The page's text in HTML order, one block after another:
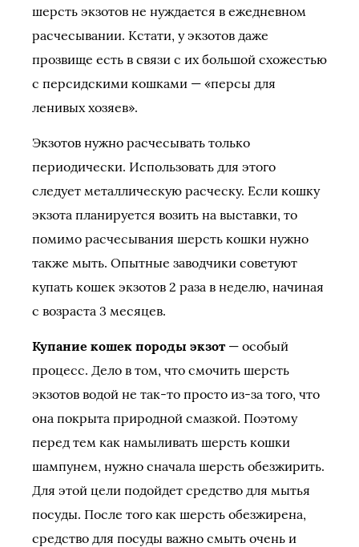
шерсть экзотов не нуждается в ежедневном
расчесывании. Кстати, у экзотов даже
прозвище есть в связи с их большой схожестью
с персидскими кошками — «персы для
ленивых хозяев».
Экзотов нужно расчесывать только
периодически. Использовать для этого
следует металлическую расческу. Если кошку
экзота планируется возить на выставки, то
помимо расчесывания шерсть кошки нужно
также мыть. Опытные заводчики советуют
купать кошек экзотов 2 раза в неделю, начиная
с возраста 3 месяцев.
Купание кошек породы экзот— особый
процесс. Дело в том, что смочить шерсть
экзотов водой не так-то просто из-за того, что
она покрыта природной смазкой. Поэтому
перед тем как намыливать шерсть кошки
шампунем, нужно сначала шерсть обезжирить.
Для этой цели подойдет средство для мытья
посуды. После того как шерсть обезжирена,
средство для посуды важно смыть очень и